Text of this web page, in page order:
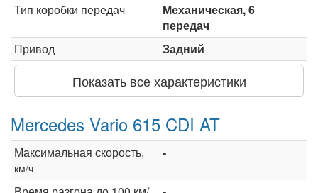
Тип коробки передач
Механическая, 6
передач
Привод
Задний
Показать все характеристики
Mercedes Vario 615 CDI AT
Максимальная скорость,
км/ч
-